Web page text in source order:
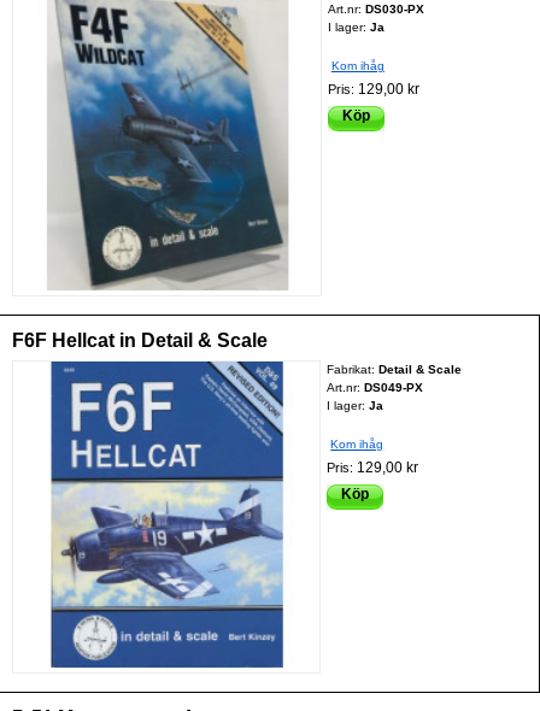
Art.nr: DS030-PX
I lager: Ja
Kom ihåg
Pris: 129,00 kr
Köp
F6F Hellcat in Detail & Scale
Fabrikat:Detail & Scale
Art.nr:DS049-PX
I lager: Ja
Kom ihåg
Pris: 129,00 kr
Köp